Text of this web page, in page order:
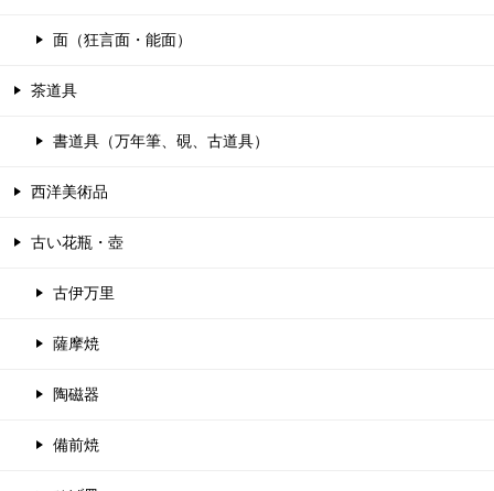
面（狂言面・能面）
茶道具
書道具（万年筆、硯、古道具）
西洋美術品
古い花瓶・壺
古伊万里
薩摩焼
陶磁器
備前焼